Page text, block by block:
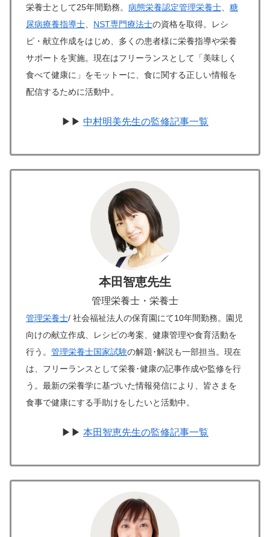
栄養士として25年間勤務。 病態栄養認定管理栄養士
糖
尿病療養指導士
NST専門療法士の資格を取得。レシ
ピ・献立作成をはじめ、多くの患者様に栄養指導や栄養
サポートを実施。現在はフリーランスとして「美味しく
食べて健康に」をモットーに、食に関する正しい情報を
配信するために活動中。
▶▶ 中村明美先生の監修記事一覧
本田智恵先生
管理栄養士・栄養士
管理栄養士/ 社会福祉法人の保育園にて10年間勤務。園児
向けの献立作成、レシピの考案、健康管理や食育活動を
行う。 管理栄養士国家試験の解題･解説も一部担当。現在
は、フリーランスとして栄養･健康の記事作成や監修を行
う。最新の栄養学に基づいた情報発信により、皆さまを
食事で健康にする手助けをしたいと活動中。
▶▶ 本田智恵先生の監修記事一覧